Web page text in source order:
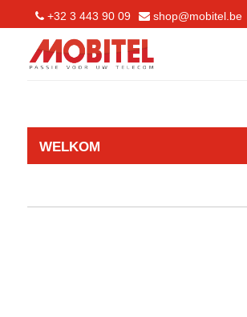
+32 3 443 90 09 shop@mobitel.be
WELKOM